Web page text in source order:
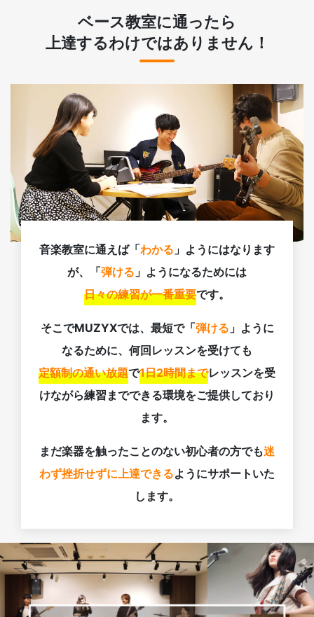
ベース教室に通ったら
上達するわけではありません！
音楽教室に通えば「わかる 」ようにはなります
が、「弾ける 」ようになるためには
日々の練習が一番重要です。
そこでMUZYXでは、最短で「弾ける 」ように
なるために、何回レッスンを受けても
定額制の通い放題で1日2時間までレッスンを受
けながら練習までできる環境をご提供しており
ます。
まだ楽器を触ったことのない初心者の方でも迷
わず挫折せずに上達できるようにサポートいた
します。